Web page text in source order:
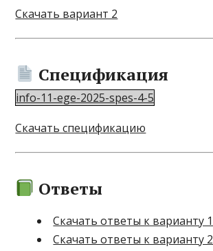
Скачать вариант 2
Спецификация
info-11-ege-2025-spes-4-5
Скачать спецификацию
Ответы
Скачать ответы к варианту 1
Скачать ответы к варианту 2